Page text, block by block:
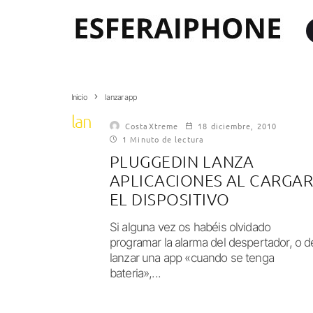
Inicio lanzar app
lanzar appCostaXtreme
18 diciembre, 2010
1 Minuto de lectura
PLUGGEDIN LANZA
APLICACIONES AL CARGAR
EL DISPOSITIVO
Si alguna vez os habéis olvidado
programar la alarma del despertador, o
lanzar una app «cuando se tenga
bateria»,...